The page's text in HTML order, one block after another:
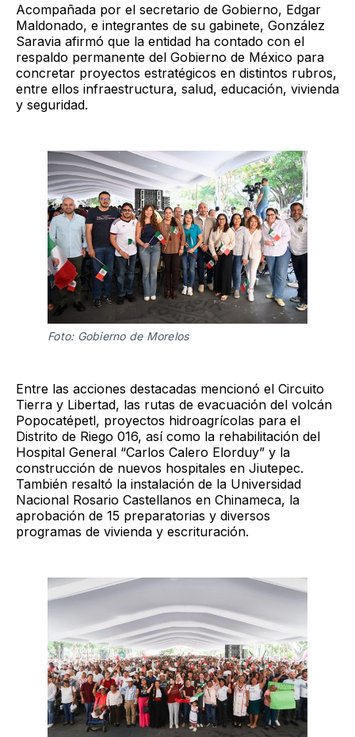
Acompañada por el secretario de Gobierno, Edgar
Maldonado, e integrantes de su gabinete, González
Saravia afirmó que la entidad ha contado con el
respaldo permanente del Gobierno de México para
concretar proyectos estratégicos en distintos rubros,
entre ellos infraestructura, salud, educación, vivienda
y seguridad.
Foto: Gobierno de Morelos
Entre las acciones destacadas mencionó el Circuito
Tierra y Libertad, las rutas de evacuación del volcán
Popocatépetl, proyectos hidroagrícolas para el
Distrito de Riego 016, así como la rehabilitación del
Hospital General “Carlos Calero Elorduy” y la
construcción de nuevos hospitales en Jiutepec.
También resaltó la instalación de la Universidad
Nacional Rosario Castellanos en Chinameca, la
aprobación de 15 preparatorias y diversos
programas de vivienda y escrituración.